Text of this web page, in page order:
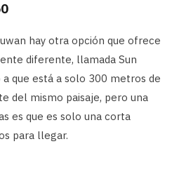
hay otra opción que ofrece
diferente, llamada Sun
a que está a solo 300 metros de
del mismo paisaje, pero una
es que es solo una corta
para llegar.